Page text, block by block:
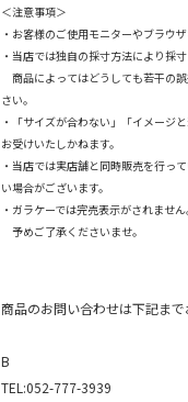
＜注意事項＞
・お客様のご使用モニターやブラウ
・当店では独自の採寸方法により採寸
商品によってはどうしても若干の
さい。
・「サイズが合わない」「イメージ
お受けいたしかねます。
・当店では実店舗と同時販売を行っ
い場合がございます。
・ガラケーでは完売表示がされません
予めご了承くださいませ。
商品のお問い合わせは下記まで
B
TEL:052-777-3939